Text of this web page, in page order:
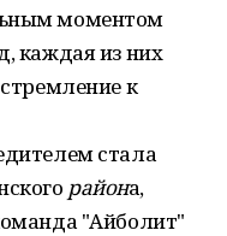
моментом
каждая из них
к
стала
района,
"Айболит"